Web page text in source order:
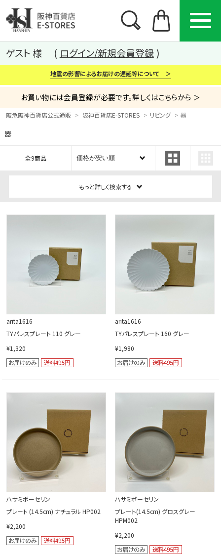
カテゴリー ブランド 特集
から探す
ゲスト 様 ログイン/新規会員登録
地震の影響によるお届けの遅延等について ＞
お買い物には会員登録が必要です。詳しくはこちらから ＞
阪急阪神百貨店公式通販 阪神百貨店E-STORES リビング 器
器
全9商品
もっと詳しく検索する
arita1616
TYパレスプレート 110 グレー
¥1,320
arita1616
TYパレスプレート 160 グレー
¥1,980
ハサミポーセリン
プレート (14.5cm) ナチュラル HP002
¥2,200
ハサミポーセリン
プレート(14.5cm) グロスグレー
HPM002
¥2,200